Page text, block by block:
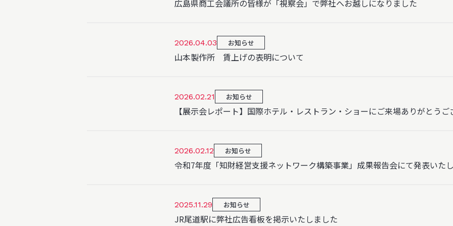
広島県商工会議所の皆様が「視察会」で弊社へお越しになりました
2026.04.03 お知らせ
山本製作所 賃上げの表明について
2026.02.21 お知らせ
【展示会レポート】国際ホテル・レストラン・ショーにご来場ありがとうご
2026.02.12 お知らせ
令和7年度「知財経営支援ネットワーク構築事業」成果報告会にて発表いた
2025.11.29 お知らせ
JR尾道駅に弊社広告看板を掲示いたしました